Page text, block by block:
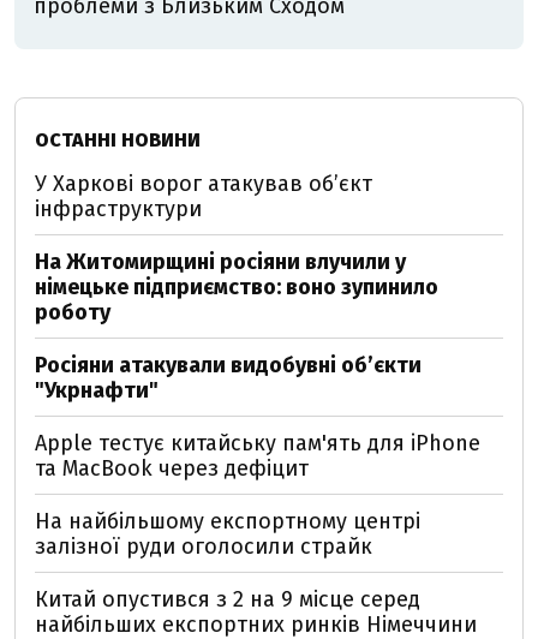
проблеми з Близьким Сходом
ОСТАННІ НОВИНИ
У Харкові ворог атакував обʼєкт
інфраструктури
На Житомирщині росіяни влучили у
німецьке підприємство: воно зупинило
роботу
Росіяни атакували видобувні обʼєкти
"Укрнафти"
Apple тестує китайську пам'ять для iPhone
та MacBook через дефіцит
На найбільшому експортному центрі
залізної руди оголосили страйк
Китай опустився з 2 на 9 місце серед
найбільших експортних ринків Німеччини